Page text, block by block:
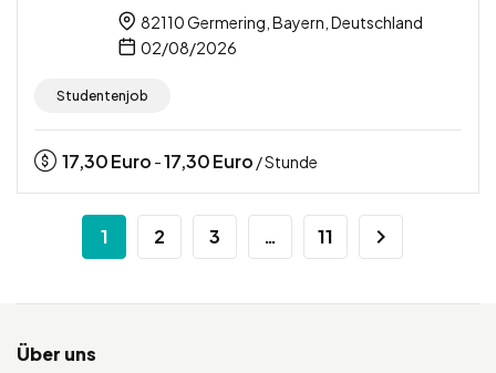
82110 Germering, Bayern, Deutschland
02/08/2026
Studentenjob
17,30Euro -17,30Euro / Stunde
1 2 3 … 11
Über uns